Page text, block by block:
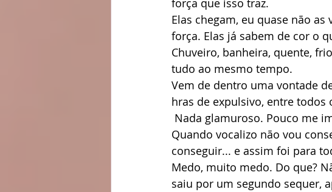
força que isso traz.
Elas chegam, eu quase não
força. Elas já sabem de cor o
Chuveiro, banheira, quente,
tudo ao mesmo tempo.
Vem de dentro uma vontade
hras de expulsivo, entre
Nada glamuroso. Pouco me
Quando vocalizo não vou
conseguir... e assim foi para
Medo, muito medo. Do que?
saiu por um segundo sequer,